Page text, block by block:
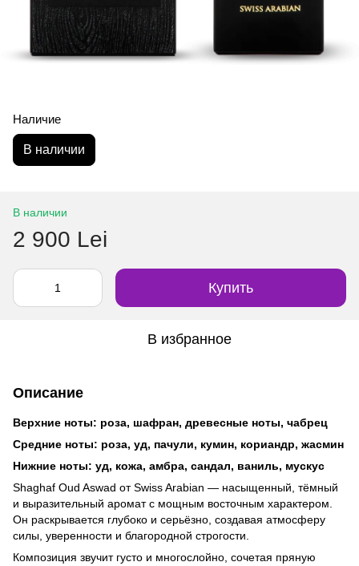
Наличие
В наличии
В наличии
2 900 Lei
Купить
В избранное
Описание
Верхние ноты: роза, шафран, древесные ноты, чабрец
Средние ноты: роза, уд, пачули, кумин, кориандр, жасмин
Нижние ноты: уд, кожа, амбра, сандал, ваниль, мускус
Shaghaf Oud Aswad от Swiss Arabian — насыщенный, тёмный
и выразительный аромат с мощным восточным характером.
Он раскрывается глубоко и серьёзно, создавая атмосферу
силы, уверенности и благородной строгости.
Композиция звучит густо и многослойно, сочетая пряную